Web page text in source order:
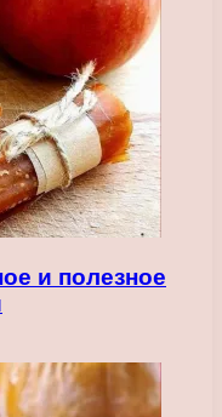
и полезное